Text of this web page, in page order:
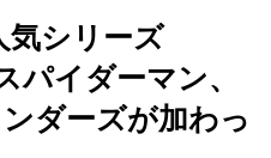
気シリーズ
パイダーマン、
ダーズが加わっ